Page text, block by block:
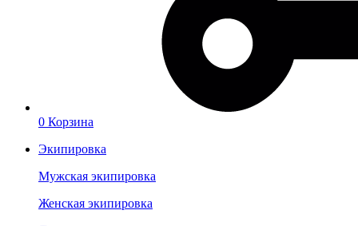
0 Корзина
Экипировка
Мужская экипировка
Женская экипировка